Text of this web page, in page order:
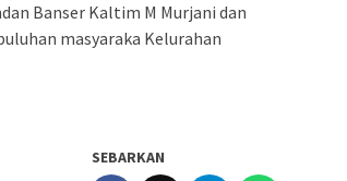
Banser Kaltim M Murjani dan
masyaraka Kelurahan
SEBARKAN